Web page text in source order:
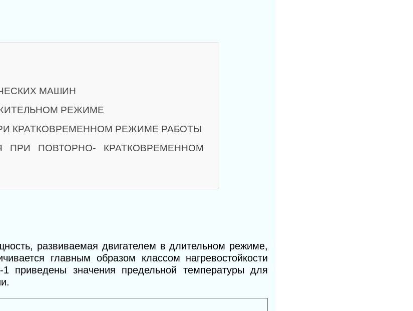
МАШИН
РЕЖИМЕ
КРАТКОВРЕМЕННОМ РЕЖИМЕ РАБОТЫ
ПРИ ПОВТОРНО- КРАТКОВРЕМЕННОМ
развиваемая двигателем в длительном режиме,
главным образом классом нагревостойкости
приведены значения предельной температуры для